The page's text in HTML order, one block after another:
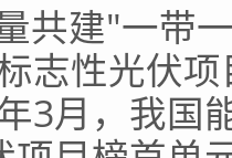
建"一带一
志性光伏
3月，我国